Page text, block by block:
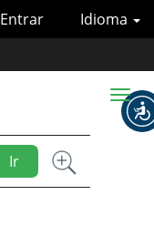
Idioma
Entrar
Ir
Toggle